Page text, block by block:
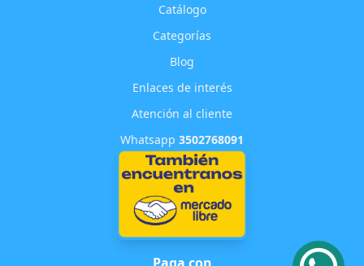
Catálogo
Categorías
Blog
Enlaces de interés
Atención al cliente
Whatsapp 3502768091